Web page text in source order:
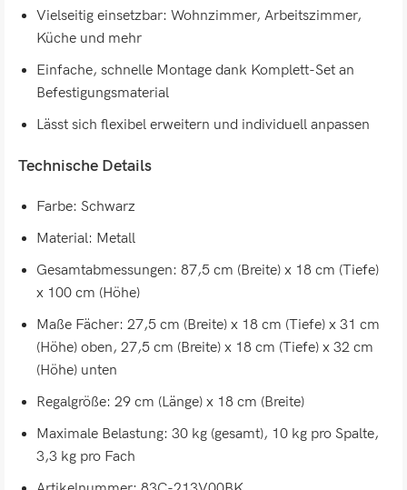
Vielseitig einsetzbar: Wohnzimmer, Arbeitszimmer,
Küche und mehr
Einfache, schnelle Montage dank Komplett-Set an
Befestigungsmaterial
Lässt sich flexibel erweitern und individuell anpassen
Technische Details
Farbe: Schwarz
Material: Metall
Gesamtabmessungen: 87,5 cm (Breite) x 18 cm (Tiefe)
x 100 cm (Höhe)
Maße Fächer: 27,5 cm (Breite) x 18 cm (Tiefe) x 31 cm
(Höhe) oben, 27,5 cm (Breite) x 18 cm (Tiefe) x 32 cm
(Höhe) unten
Regalgröße: 29 cm (Länge) x 18 cm (Breite)
Maximale Belastung: 30 kg (gesamt), 10 kg pro Spalte,
3,3 kg pro Fach